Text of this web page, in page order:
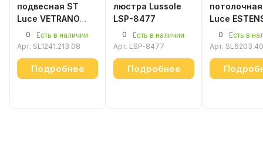
подвесная ST
Luce VETRANO
SL1241.213.08
0
Есть в наличии
Арт. SL1241.213.08
Подробнее
люстра Lussole
LSP-8477
0
Есть в наличии
Арт. LSP-8477
Подробнее
Luce
0
Есть в
Арт.